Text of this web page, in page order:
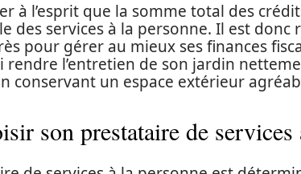
à l’esprit que la somme total des
des services à la personne. Il est
pour gérer au mieux ses finances
rendre l’entretien de son jardin
conservant un espace extérieur
son prestataire de services